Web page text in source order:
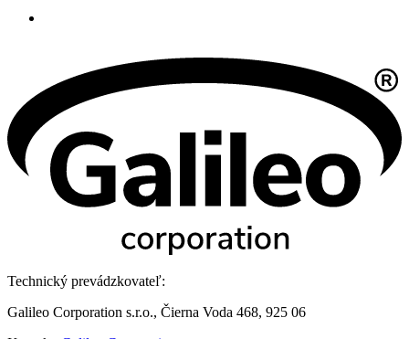
Technický prevádzkovateľ:
Galileo Corporation s.r.o., Čierna Voda 468, 925 06